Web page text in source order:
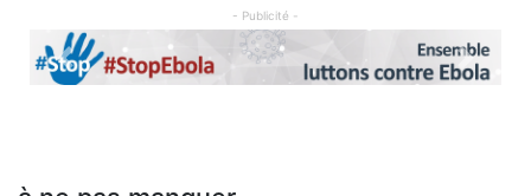
- Publicité -
Previous Next